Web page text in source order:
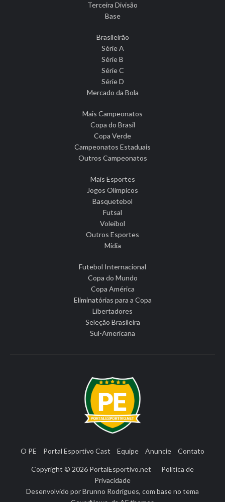
Terceira Divisão
Base
Brasileirão
Série A
Série B
Série C
Série D
Mercado da Bola
Mais Campeonatos
Copa do Brasil
Copa Verde
Campeonatos Estaduais
Outros Campeonatos
Mais Esportes
Jogos Olímpicos
Basquetebol
Futsal
Voleibol
Outros Esportes
Mídia
Futebol Internacional
Copa do Mundo
Copa América
Eliminatórias para a Copa
Libertadores
Seleção Brasileira
Sul-Americana
O PE Portal Esportivo Cast Equipe Anuncie Contato
Copyright © 2026 PortalEsportivo.net
Política de
Privacidade
Desenvolvido porBrunno Rodrigues, com base no tema